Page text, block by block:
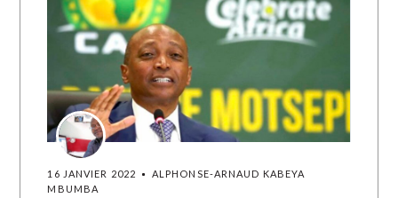
16 JANVIER 2022
ALPHONSE-ARNAUD KABEYA
MBUMBA